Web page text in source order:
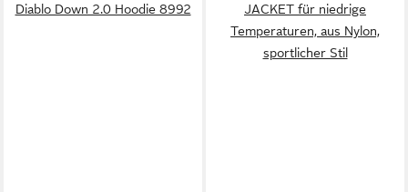
Diablo Down 2.0 Hoodie 8992
JACKET für niedrige
Temperaturen, aus Nylon,
sportlicher Stil